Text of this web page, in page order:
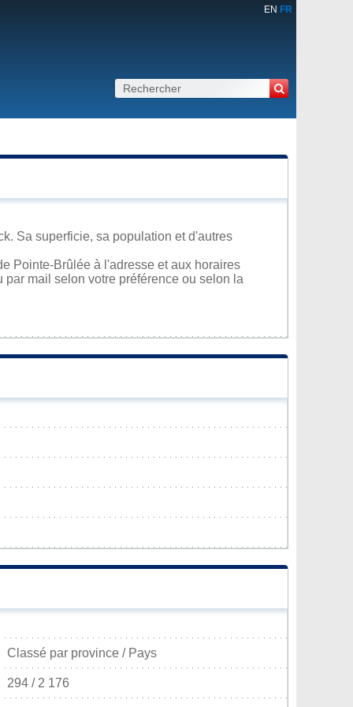
EN FR
Sa superficie, sa population et d'autres
Pointe-Brûlée à l'adresse et aux horaires
mail selon votre préférence ou selon la
Classé par province / Pays
294 / 2 176